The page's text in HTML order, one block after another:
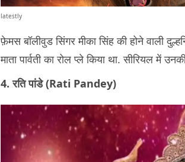
latestly
फ़ेमस बॉलीवुड सिंगर मीका सिंह की होने वाली
माता पार्वती का रोल प्ले किया था. सीरियल में
4. रति पांडे (Rati Pandey)